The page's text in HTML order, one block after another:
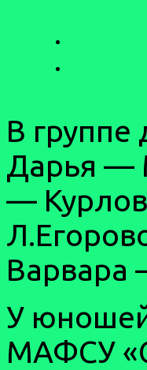
В группе
Дарья —
—
Варвара
У
МАФСУ